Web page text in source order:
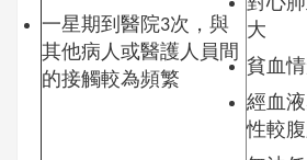
一星期到醫院3次，與
其他病人或醫護人員間
的接觸較為頻繁
大
貧血
經血
性較